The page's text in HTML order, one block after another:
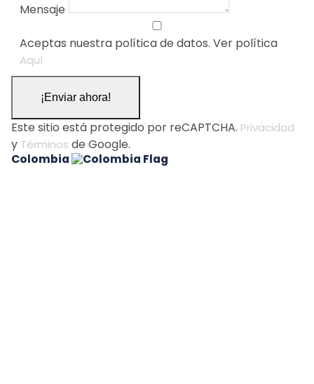
Mensaje
Aceptas nuestra política de datos. Ver política
Aquí
¡Enviar ahora!
Este sitio está protegido por reCAPTCHA. Privacidad
y Términos de Google.
Colombia